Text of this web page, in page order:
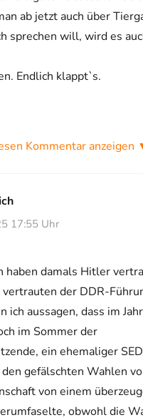
ab jetzt auch über
sprechen will, wird es
Endlich klappt`s.
Kommentar anzeigen
17:55 Uhr
haben damals Hitler
der DDR-
ich aussagen, dass im
im Sommer der
ein ehemaliger
gefälschten Wahlen
von einem
obwohl die